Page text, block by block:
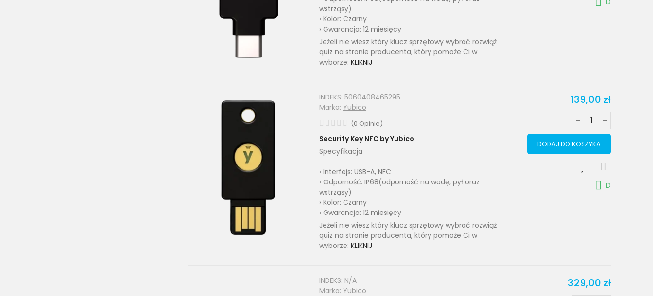
wstrząsy)
› Kolor: Czarny
› Gwarancja: 12 miesięcy
Jeżeli nie wiesz który klucz sprzętowy wybrać rozwiąż
quiz na stronie producenta, który pomoże Ci w
wyborze: KLIKNIJ
D
INDEKS: 5060408465295
Marka: Yubico
(0 Opinie)
Security Key NFC by Yubico
Specyfikacja
› Interfejs: USB-A, NFC
› Odporność: IP68(odporność na wodę, pył oraz
wstrząsy)
› Kolor: Czarny
› Gwarancja: 12 miesięcy
Jeżeli nie wiesz który klucz sprzętowy wybrać rozwiąż
quiz na stronie producenta, który pomoże Ci w
wyborze: KLIKNIJ
139,00 zł
DODAJ DO KOSZYKA
D
INDEKS: N/A
Marka: Yubico
329,00 zł